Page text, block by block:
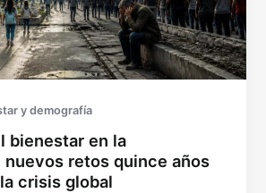
y demografía
bienestar en la
nuevos retos quince años
crisis global